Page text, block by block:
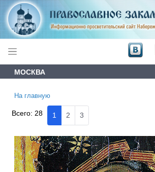
МОСКВА
На главную
Всего: 28 1 2 3